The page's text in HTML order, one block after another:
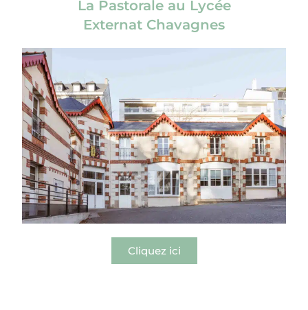
La Pastorale au Lycée
Externat Chavagnes
Cliquez ici